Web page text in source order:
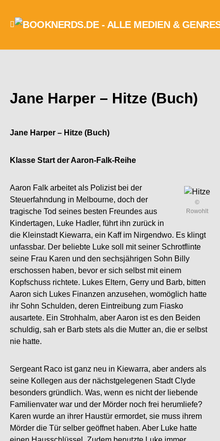
Jane Harper – Hitze (Buch)
Jane Harper – Hitze (Buch)
Klasse Start der Aaron-Falk-Reihe
©
Rowohlt
Aaron Falk arbeitet als Polizist bei der
Steuerfahndung in Melbourne, doch der
tragische Tod seines besten Freundes aus
Kindertagen, Luke Hadler, führt ihn zurück in
die Kleinstadt Kiewarra, ein Kaff im Nirgendwo. Es klingt
unfassbar. Der beliebte Luke soll mit seiner Schrotflinte
seine Frau Karen und den sechsjährigen Sohn Billy
erschossen haben, bevor er sich selbst mit einem
Kopfschuss richtete. Lukes Eltern, Gerry und Barb, bitten
Aaron sich Lukes Finanzen anzusehen, womöglich hatte
ihr Sohn Schulden, deren Eintreibung zum Fiasko
ausartete. Ein Strohhalm, aber Aaron ist es den Beiden
schuldig, sah er Barb stets als die Mutter an, die er selbst
nie hatte.
Sergeant Raco ist ganz neu in Kiewarra, aber anders als
seine Kollegen aus der nächstgelegenen Stadt Clyde
besonders gründlich. Was, wenn es nicht der liebende
Familienvater war und der Mörder noch frei herumliefe?
Karen wurde an ihrer Haustür ermordet, sie muss ihrem
Mörder die Tür selber geöffnet haben. Aber Luke hatte